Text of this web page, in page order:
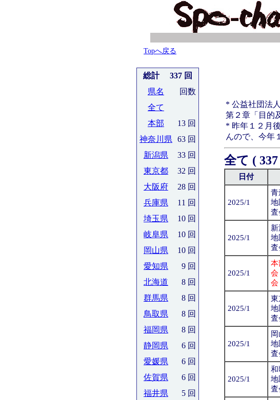
Topへ戻る
総計 337 回
県名
回数
全て
本部
13 回
神奈川県
63 回
新潟県
33 回
東京都
32 回
大阪府
28 回
兵庫県
11 回
埼玉県
10 回
岐阜県
10 回
岡山県
10 回
愛知県
9 回
北海道
8 回
群馬県
8 回
鳥取県
8 回
福岡県
8 回
静岡県
6 回
愛媛県
6 回
佐賀県
6 回
福井県
5 回
* 公益社団法
第２章「目的
* 昨年１２月
んので、今年
全て (
日付
2025/1
青
地
査
2025/1
新
地
査
2025/1
本
会
会
2025/1
東
地
査
2025/1
地
査
2025/1
和
地
査